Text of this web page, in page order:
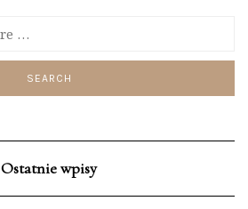
Ostatnie wpisy